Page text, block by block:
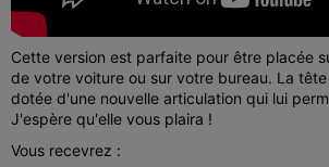
Cette version est parfaite pour être placée
de votre voiture ou sur votre bureau. La
dotée d'une nouvelle articulation qui lui
J'espère qu'elle vous plaira !
Vous recevrez :